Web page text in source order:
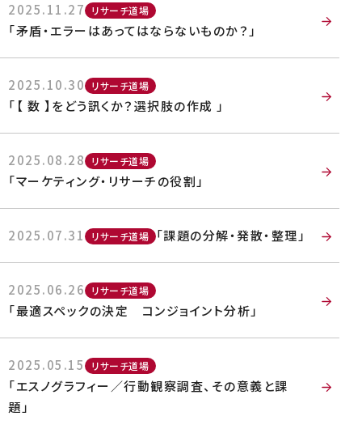
2025.11.27 リサーチ道場
「矛盾・エラーはあってはならないものか？」
2025.10.30 リサーチ道場
「【 数 】をどう訊くか？選択肢の作成 」
2025.08.28 リサーチ道場
「マーケティング・リサーチの役割」
2025.07.31 リサーチ道場 「課題の分解・発散・整理」
2025.06.26 リサーチ道場
「最適スペックの決定 コンジョイント分析」
2025.05.15 リサーチ道場
「エスノグラフィー／行動観察調査、その意義と課
題」